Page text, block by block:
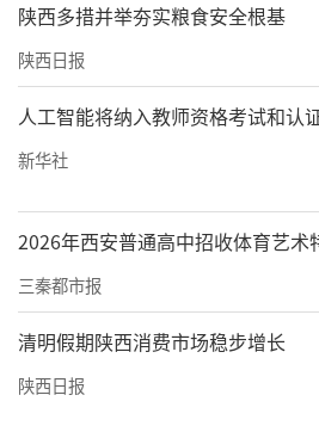
全链惠民，一卡畅玩荆楚山水
为迎接西北来客，湖北以
文旅惠民举措，核心重磅
动将于7月1日在“湖北有
开启。外省游客凭有效交
可入手“湖北有礼・知音
性解锁景区、住宿、餐饮
陕西多措并举夯实粮食安全根基
陕西日报
人工智能将纳入教师资格考试和认
新华社
2026年西安普通高中招收体育艺术
三秦都市报
清明假期陕西消费市场稳步增长
陕西日报